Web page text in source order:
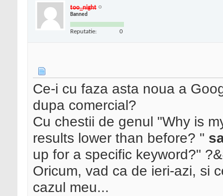
too_night
Banned
Reputatie: 0
Ce-i cu faza asta noua a
dupa comercial?
Cu chestii de genul "Why is
results lower than before? "
up for a specific keyword?"
Oricum, vad ca de ieri-azi, si
cazul meu...